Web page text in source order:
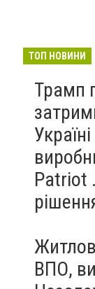
ТОП НОВИНИ
Трамп
Patriot
ВПО,